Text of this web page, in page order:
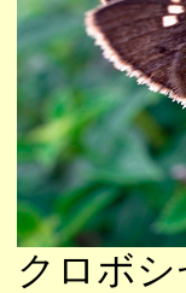
クロボシ